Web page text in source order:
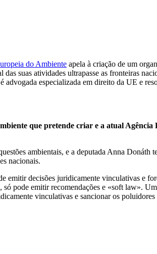
do Ambiente apela à criação de um
das suas atividades ultrapasse as fronteiras
é advogada especializada em direito da UE e
que pretende criar e a atual
ambientais, e a deputada Anna
nacionais.
emitir decisões juridicamente vinculativas e
pode emitir recomendações e «soft law».
vinculativas e sancionar os